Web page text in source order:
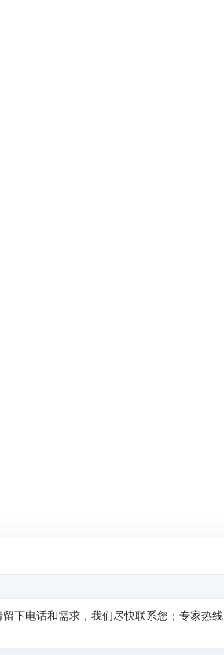
留下电话和需求，我们尽快联系您；专家热